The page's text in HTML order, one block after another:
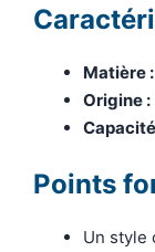
Matière :
Origine :
Points
Un style